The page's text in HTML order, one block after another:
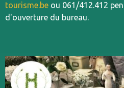
tourisme.be ou 061/412.412
d'ouverture du bureau.